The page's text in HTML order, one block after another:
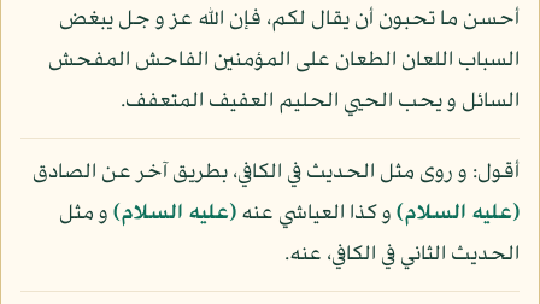
أحسن ما تحبون أن يقال لكم، فإن الله عز و جل يبغض
السباب اللعان الطعان على المؤمنين الفاحش المفحش
السائل و يحب الحيي الحليم العفيف المتعفف.
أقول: و روى مثل الحديث في الكافي، بطريق آخر عن الصادق
(عليه السلام)و كذا العياشي عنه(عليه السلام)و مثل
الحديث الثاني في الكافي، عنه.